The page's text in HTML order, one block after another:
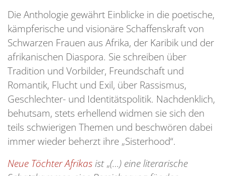
Die Anthologie gewährt Einblicke in die poetische,
kämpferische und visionäre Schaffenskraft von
Schwarzen Frauen aus Afrika, der Karibik und der
afrikanischen Diaspora. Sie schreiben über
Tradition und Vorbilder, Freundschaft und
Romantik, Flucht und Exil, über Rassismus,
Geschlechter- und Identitätspolitik. Nachdenklich,
behutsam, stets erhellend widmen sie sich den
teils schwierigen Themen und beschwören dabei
immer wieder beherzt ihre „Sisterhood“.
Neue Töchter Afrikasist„(…) eine literarische